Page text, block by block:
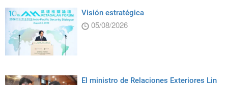
Visión estratégica
05/08/2026
El ministro de Relaciones Exteriores Lin